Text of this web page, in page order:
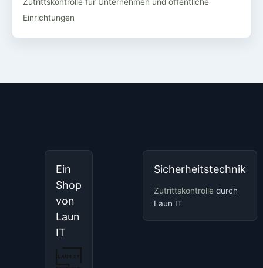
Einrichtungen
Ein
Shop
von
Laun
IT
Sicherheitstechnik
Zutrittskontrolle durch
Laun IT